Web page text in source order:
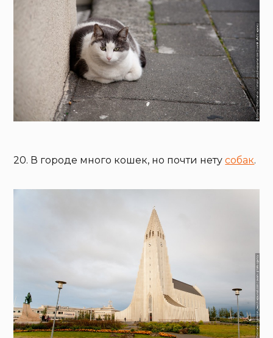
20. В городе много кошек, но почти нетусобак.